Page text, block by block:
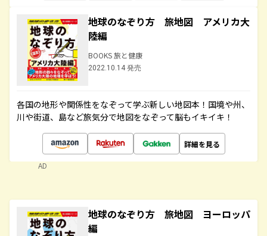
地球のなぞり方 旅地図 アメリカ大
陸編
BOOKS 旅と健康
2022.10.14 発売
各国の地形や関係性をなぞって学ぶ新しい地図本！国境や州、
川や街道、島など旅気分で地図をなぞって脳もイキイキ！
詳細を見る
AD
地球のなぞり方 旅地図 ヨーロッパ
編